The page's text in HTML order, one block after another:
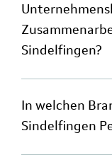
Sindelfingen?
In welchen
Sindelfingen